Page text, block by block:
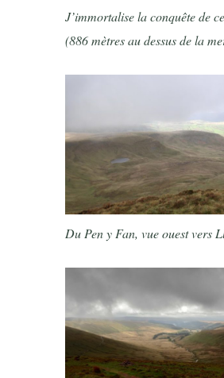
J’immortalise la conquête de
(886 mètres au dessus de la
Du Pen y Fan, vue ouest vers